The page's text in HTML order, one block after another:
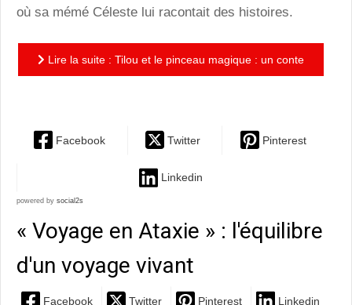
où sa mémé Céleste lui racontait des histoires.
Lire la suite : Tilou et le pinceau magique : un conte
Facebook Twitter Pinterest
Linkedin
powered by social2s
« Voyage en Ataxie » : l'équilibre
d'un voyage vivant
Facebook Twitter Pinterest Linkedin